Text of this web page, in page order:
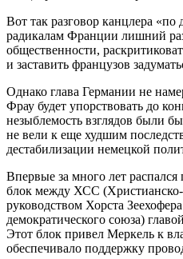
Вот так разговор канцлера
радикалам Франции лишний
общественности,
и заставить французов
Однако глава Германии не
Фрау будет упорствовать до
незыблемость взглядов были
не вели к еще худшим
дестабилизации немецкой
Впервые за много лет
блок между ХСС
руководством Хорста
демократического союза)
Этот блок привел Меркель к
обеспечивало поддержку